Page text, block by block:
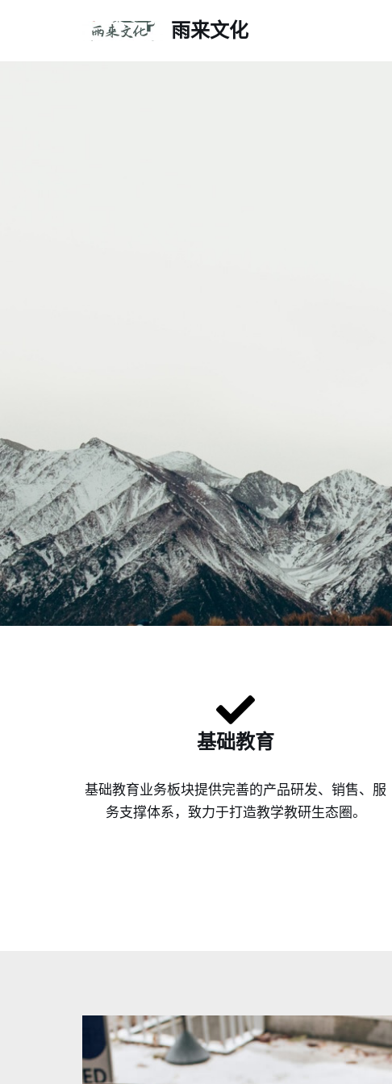
雨来文化
基础教育
基础教育业务板块提供完善的产品研发、销售、服
务支撑体系，致力于打造教学教研生态圈。